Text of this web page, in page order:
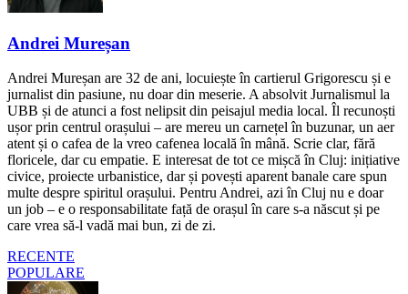
Andrei Mureșan
Andrei Mureșan are 32 de ani, locuiește în cartierul Grigorescu și e
jurnalist din pasiune, nu doar din meserie. A absolvit Jurnalismul la
UBB și de atunci a fost nelipsit din peisajul media local. Îl recunoști
ușor prin centrul orașului – are mereu un carnețel în buzunar, un aer
atent și o cafea de la vreo cafenea locală în mână. Scrie clar, fără
floricele, dar cu empatie. E interesat de tot ce mișcă în Cluj: inițiative
civice, proiecte urbanistice, dar și povești aparent banale care spun
multe despre spiritul orașului. Pentru Andrei, azi în Cluj nu e doar
un job – e o responsabilitate față de orașul în care s-a născut și pe
care vrea să-l vadă mai bun, zi de zi.
RECENTE
POPULARE